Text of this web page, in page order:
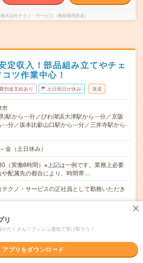
株式会社テクノ・サービス（無期雇用派遣）
定収入！部品組み立てやチェ
ツ作業中心！
別途支給あり 土日祝日が休み 派遣
市
)駅から---分／びわ湖浜大津駅から---分／京阪
---分／坂本比叡山口駅から---分／三井寺駅から-
金（土日休み）
（実働8時間）※上記は一例です。業務上必要
や配属先の都合により、時間帯…
クノ・サービスの正社員として勤務いただき
～24万円 ★配属先が変更となった際の待機期
発生！ ※給与は経験などを考慮して決定しま
リ
たくさん！プッシュ通知で受け取ろう！
アプリをダウンロード